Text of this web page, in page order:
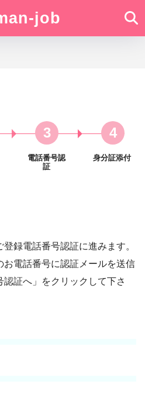
job
3 4
電話番号認
証
身分証添付
録電話番号認証に進みます。
お電話番号に認証メールを送信
証へ」をクリックして下さ